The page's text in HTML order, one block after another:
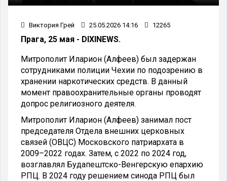
Виктория Грей 25.05.2026 14:16 12265
Прага, 25 мая - DIXINEWS.
Митрополит Иларион (Алфеев) был задержан
сотрудниками полиции Чехии по подозрению в
хранении наркотических средств. В данный
момент правоохранительные органы проводят
допрос религиозного деятеля.
Митрополит Иларион (Алфеев) занимал пост
председателя Отдела внешних церковных
связей (ОВЦС) Московского патриархата в
2009–2022 годах. Затем, с 2022 по 2024 год,
возглавлял Будапештско-Венгерскую епархию
РПЦ. В 2024 году решением синода РПЦ был